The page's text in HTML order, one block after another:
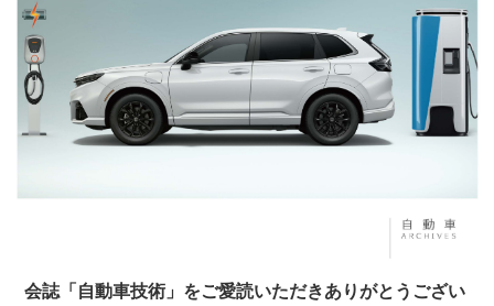
会誌「自動車技術」をご愛読いただきありがとうござい